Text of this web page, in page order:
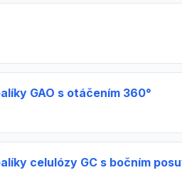
GAO s otáčením 360°
celulózy GC s bočním